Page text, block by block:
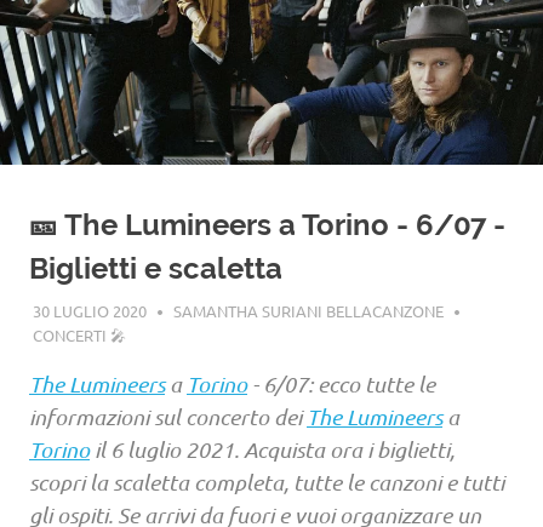
🎫 The Lumineers a Torino - 6/07 -
Biglietti e scaletta
30 LUGLIO 2020
SAMANTHA SURIANI BELLACANZONE
CONCERTI 🎤
The Lumineersa Torino- 6/07: ecco tutte le
informazioni sul concerto dei The Lumineersa
Torinoil 6 luglio 2021. Acquista ora i biglietti,
scopri la scaletta completa, tutte le canzoni e tutti
gli ospiti. Se arrivi da fuori e vuoi organizzare un